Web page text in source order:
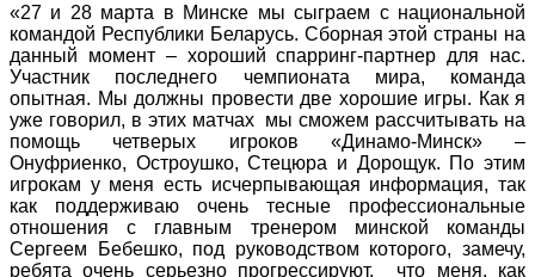
«27 и 28 марта в Минске мы сыграем с национальной
командой Республики Беларусь. Сборная этой страны на
данный момент – хороший спарринг-партнер для нас.
Участник последнего чемпионата мира, команда
опытная. Мы должны провести две хорошие игры. Как я
уже говорил, в этих матчах мы сможем рассчитывать на
помощь четверых игроков «Динамо-Минск» –
Онуфриенко, Остроушко, Стецюра и Дорощук. По этим
игрокам у меня есть исчерпывающая информация, так
как поддерживаю очень тесные профессиональные
отношения с главным тренером минской команды
Сергеем Бебешко, под руководством которого, замечу,
ребята очень серьезно прогрессируют, что меня, как